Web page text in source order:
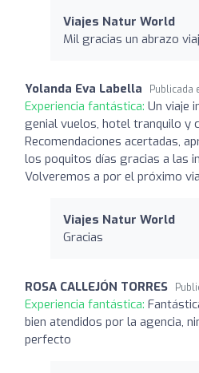
Viajes Natur World
Mil gracias un abrazo
Yolanda Eva Labella Publicada
Experiencia fantástica: Un viaje
genial vuelos, hotel tranquilo y
Recomendaciones acertadas,
los poquitos días gracias a las
Volveremos a por el próximo
Viajes Natur World
Gracias
ROSA CALLEJÓN TORRES
Experiencia fantástica:
bien atendidos por la agencia,
perfecto